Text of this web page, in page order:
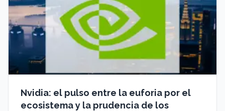
Nvidia: el pulso entre la euforia por el
ecosistema y la prudencia de los